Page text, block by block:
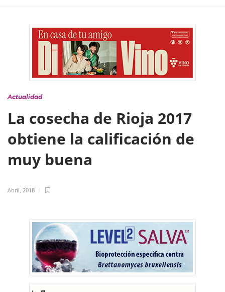
Actualidad
La cosecha de Rioja 2017
obtiene la calificación de
muy buena
Abril, 2018